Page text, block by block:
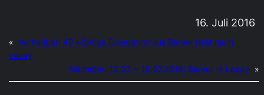
16. Juli 2016
« Vorheriger: 42-köpfige Delegation aus Barver reist nach
Lezay
Nächster: 10.07. – 16.07.2016: Barver → Lezay »